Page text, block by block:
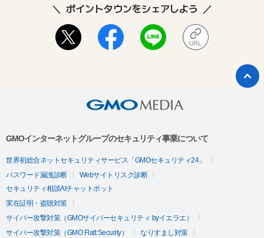
ポイントタウンをシェアしよう
GMOインターネットグループのセキュリティ事業について
世界初総合ネットセキュリティサービス「GMOセキュリティ24」
パスワード漏洩診断
Webサイトリスク診断
セキュリティ相談AIチャットボット
実在証明・盗聴対策
サイバー攻撃対策（GMOサイバーセキュリティ byイエラエ）
サイバー攻撃対策（GMO Flatt Security）
なりすまし対策